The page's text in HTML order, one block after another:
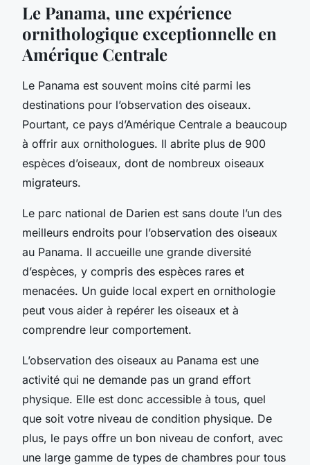
Le Panama, une expérience
ornithologique exceptionnelle en
Amérique Centrale
Le Panama est souvent moins cité parmi les
destinations pour l’observation des oiseaux.
Pourtant, ce pays d’Amérique Centrale a beaucoup
à offrir aux ornithologues. Il abrite plus de 900
espèces d’oiseaux, dont de nombreux oiseaux
migrateurs.
Le parc national de Darien est sans doute l’un des
meilleurs endroits pour l’observation des oiseaux
au Panama. Il accueille une grande diversité
d’espèces, y compris des espèces rares et
menacées. Un guide local expert en ornithologie
peut vous aider à repérer les oiseaux et à
comprendre leur comportement.
L’observation des oiseaux au Panama est une
activité qui ne demande pas un grand effort
physique. Elle est donc accessible à tous, quel
que soit votre niveau de condition physique. De
plus, le pays offre un bon niveau de confort, avec
une large gamme de types de chambres pour tous